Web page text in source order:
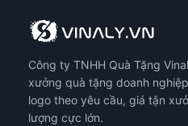
Công ty TNHH Quà Tặng
xưởng quà tặng doanh
logo theo yêu cầu, giá tận
lượng cực lớn.